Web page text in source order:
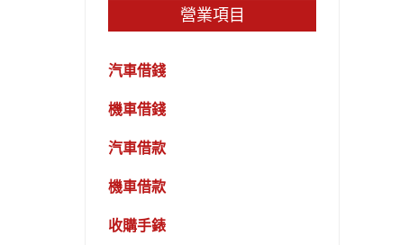
營業項目
汽車借錢
機車借錢
汽車借款
機車借款
收購手錶